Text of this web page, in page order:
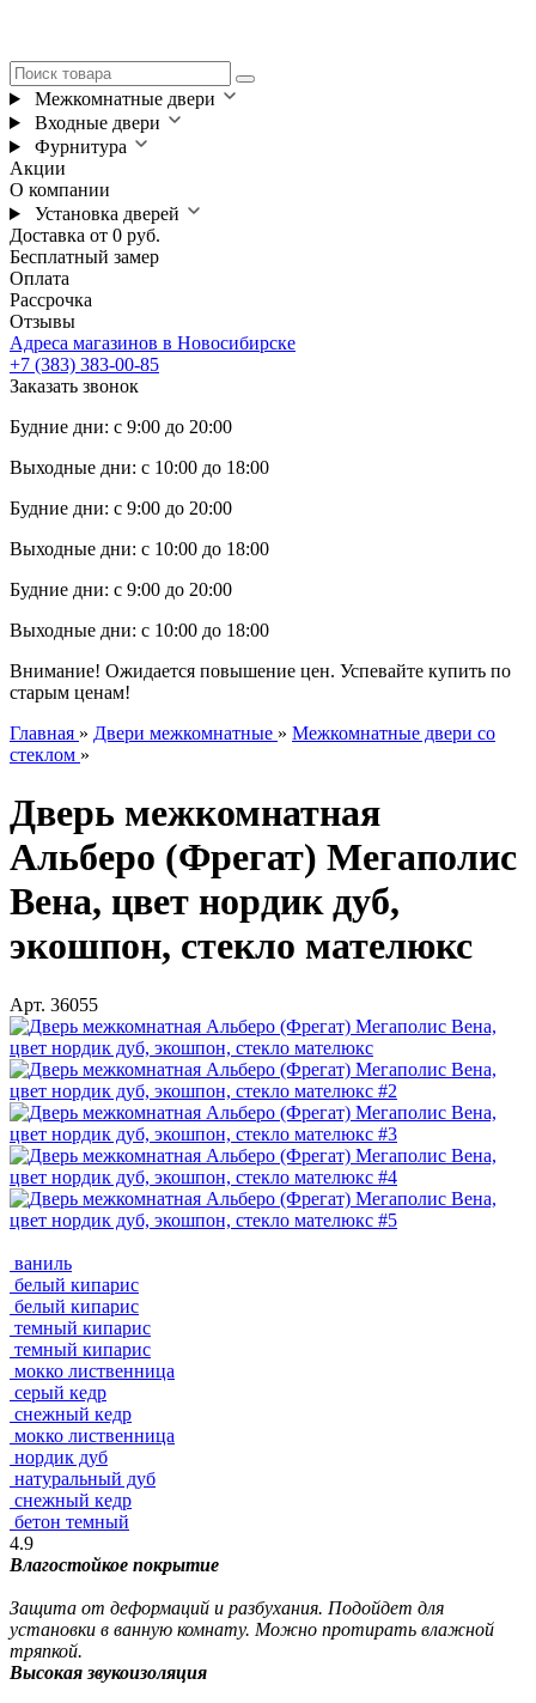
Межкомнатные двери
Входные двери
Фурнитура
Акции
О компании
Установка дверей
Доставка от 0 руб.
Бесплатный замер
Оплата
Рассрочка
Отзывы
Адреса магазинов в Новосибирске
+7 (383) 383-00-85
Заказать звонок
Будние дни: с 9:00 до 20:00
Выходные дни: с 10:00 до 18:00
Будние дни: с 9:00 до 20:00
Выходные дни: с 10:00 до 18:00
Будние дни: с 9:00 до 20:00
Выходные дни: с 10:00 до 18:00
Внимание! Ожидается повышение цен. Успевайте купить по
старым ценам!
Главная » Двери межкомнатные » Межкомнатные двери со
стеклом »
Дверь межкомнатная
Альберо (Фрегат) Мегаполис
Вена, цвет нордик дуб,
экошпон, стекло мателюкс
Арт. 36055
ваниль
белый кипарис
белый кипарис
темный кипарис
темный кипарис
мокко лиственница
серый кедр
снежный кедр
мокко лиственница
нордик дуб
натуральный дуб
снежный кедр
бетон темный
4.9
Влагостойкое покрытие
Защита от деформаций и разбухания. Подойдет для
установки в ванную комнату. Можно протирать влажной
тряпкой.
Высокая звукоизоляция